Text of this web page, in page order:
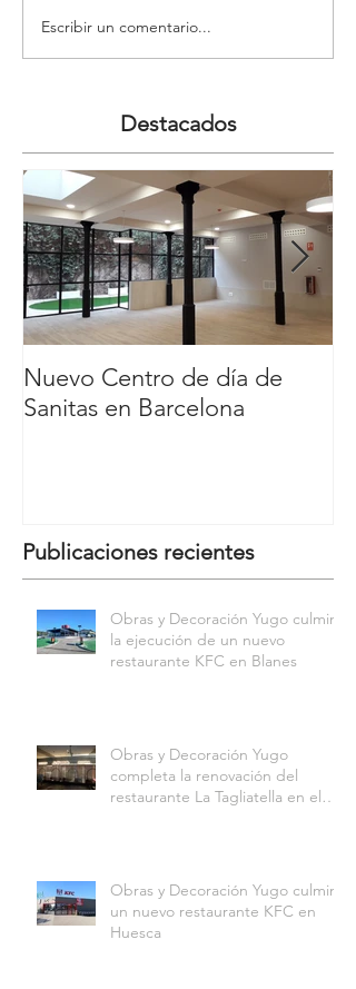
Escribir un comentario...
Destacados
Nuevo Centro de día de
Sanitas en Barcelona
Publicaciones recientes
Obras y Decoración Yugo culmina
la ejecución de un nuevo
restaurante KFC en Blanes
Obras y Decoración Yugo
completa la renovación del
restaurante La Tagliatella en el
Obras y Decoración Yugo culmina
un nuevo restaurante KFC en
Huesca